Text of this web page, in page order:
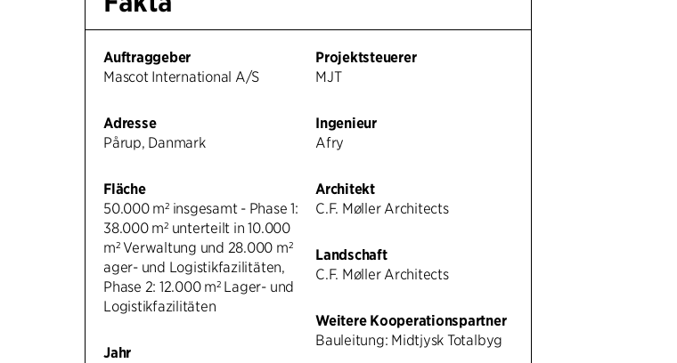
Auftraggeber
Mascot International A/S
Adresse
Pårup, Danmark
Fläche
50.000 m² insgesamt - Phase 1:
38.000 m² unterteilt in 10.000
m² Verwaltung und 28.000 m²
ager- und Logistikfazilitäten,
Phase 2: 12.000 m² Lager- und
Logistikfazilitäten
Jahr
Projektsteuerer
MJT
Ingenieur
Afry
Architekt
C.F. Møller Architects
Landschaft
C.F. Møller Architects
Weitere Kooperationspartner
Bauleitung: Midtjysk Totalbyg